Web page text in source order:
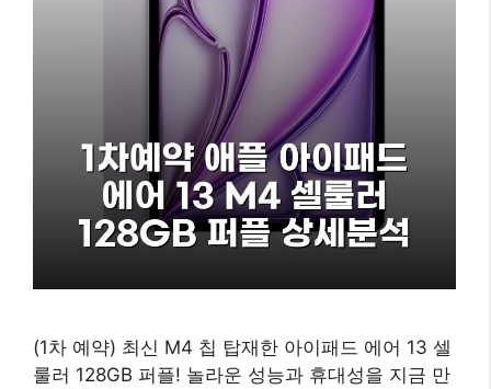
(1차 예약) 최신 M4 칩 탑재한 아이패드 에어 13 셀
룰러 128GB 퍼플! 놀라운 성능과 휴대성을 지금 만